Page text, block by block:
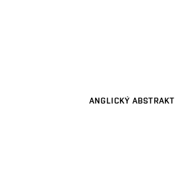
ANGLICKÝ ABSTRAKT